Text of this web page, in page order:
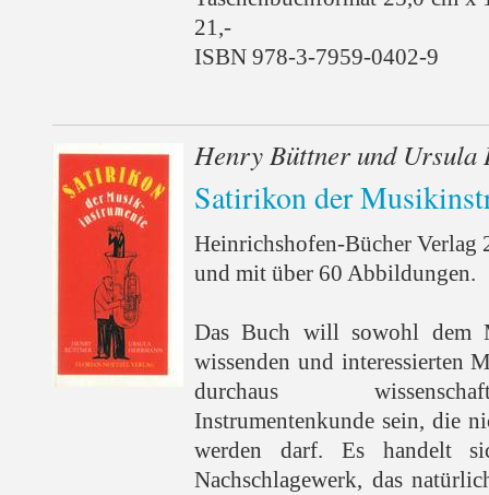
21,-
ISBN 978-3-7959-0402-9
Henry Büttner und Ursula
Satirikon der
Heinrichshofen-Bücher Verlag
und mit über 60 Abbildungen.
Das Buch will sowohl dem
wissenden und interessierten
durchaus
Instrumentenkunde sein, die
werden darf. Es handelt
Nachschlagewerk, das